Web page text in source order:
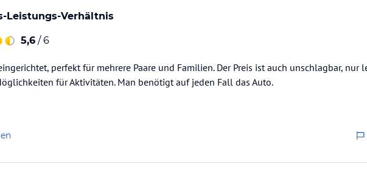
Leistungs-Verhältnis
5,6 / 6
perfekt für mehrere Paare und Familien. Der Preis ist auch unschlagbar, nur
für Aktivitäten. Man benötigt auf jeden Fall das Auto.